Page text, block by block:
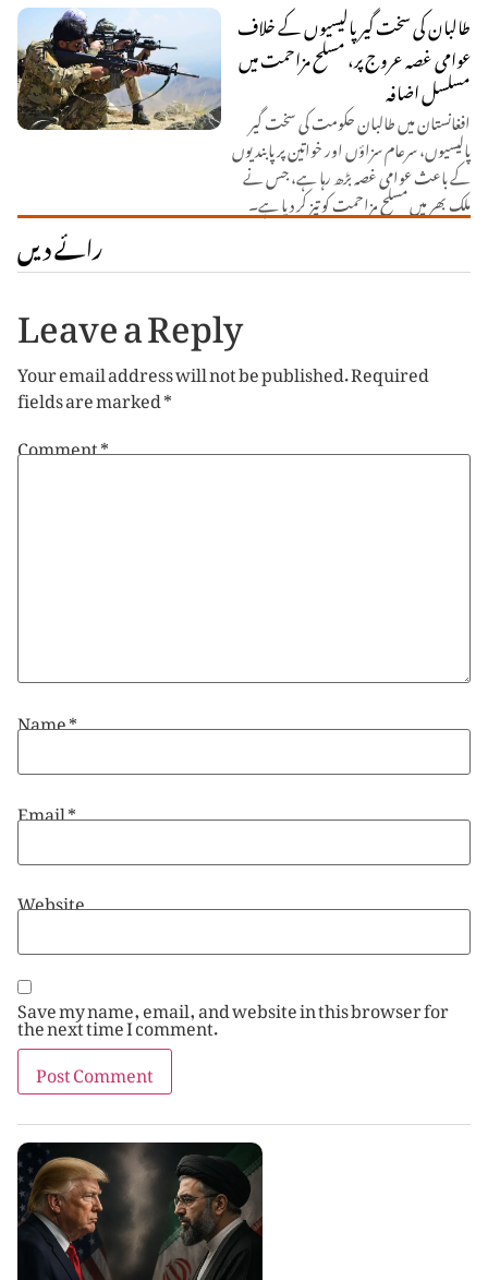
طالبان کی سخت گیر پالیسیوں کے خلاف
عوامی غصہ عروج پر، مسلح مزاحمت میں
مسلسل اضافہ
افغانستان میں طالبان حکومت کی سخت گیر
پالیسیوں، سرعام سزاؤں اور خواتین پر پابندیوں
کے باعث عوامی غصہ بڑھ رہا ہے، جس نے
ملک بھر میں مسلح مزاحمت کو تیز کر دیا ہے۔
رائے دیں
Leave a Reply
Your email address will not be published.Required
fields are marked*
Comment*
Name*
Email*
Website
Save my name, email, and website in this browser for
the next time I comment.